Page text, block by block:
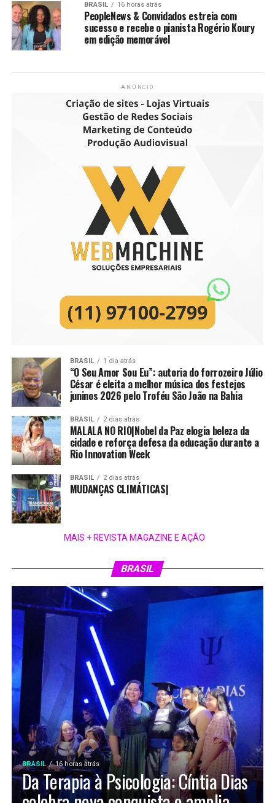
BRASIL 16 horas atrás
PeopleNews & Convidados estreia com
sucesso e recebe o pianista Rogério Koury
em edição memorável
ANÚNCIO
BRASIL 1 dia atrás
“O Seu Amor Sou Eu”: autoria do forrozeiro Júlio
César é eleita a melhor música dos festejos
juninos 2026 pelo Troféu São João na Bahia
BRASIL 2 dias atrás
MALALA NO RIO|Nobel da Paz elogia beleza da
cidade e reforça defesa da educação durante a
Rio Innovation Week
BRASIL 2 dias atrás
MUDANÇAS CLIMÁTICAS|
MAIS + REVISTA MAGAZINE E AÇÃO
BRASIL
BRASIL 16 horas atrás
Da Terapia à Psicologia: Cíntia Dias